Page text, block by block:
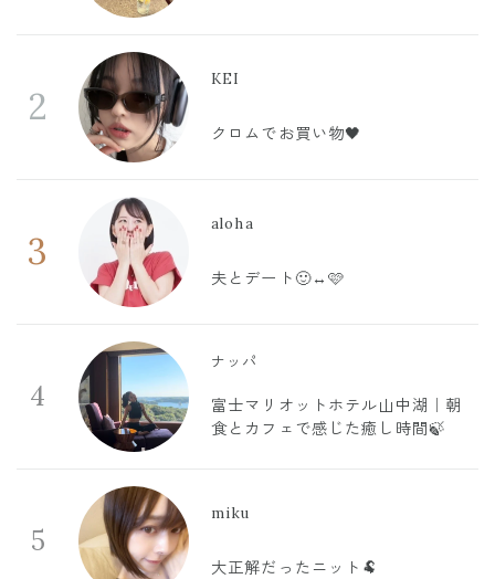
2
KEI
クロムでお買い物🖤
3
aloha
夫とデート🙂‍↔️🩷
4
ナッパ
富士マリオットホテル山中湖｜朝
食とカフェで感じた癒し時間🍃
5
miku
大正解だったニット🐏